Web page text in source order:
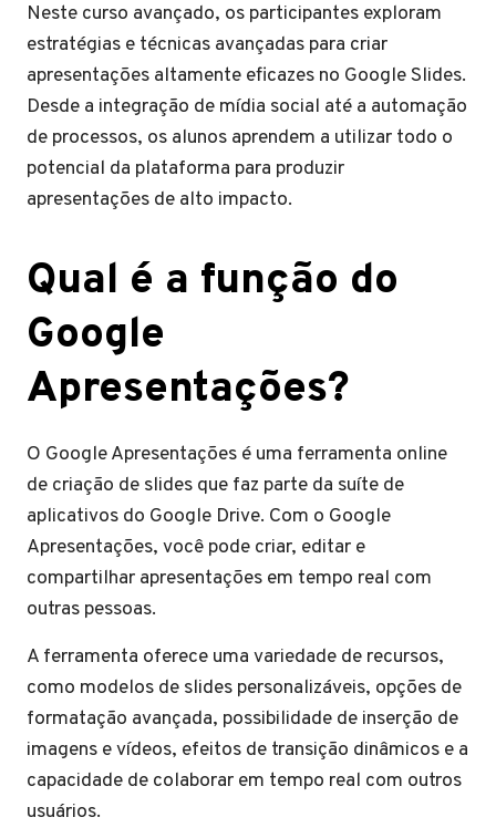
Neste curso avançado, os participantes exploram
estratégias e técnicas avançadas para criar
apresentações altamente eficazes no Google Slides.
Desde a integração de mídia social até a automação
de processos, os alunos aprendem a utilizar todo o
potencial da plataforma para produzir
apresentações de alto impacto.
Qual é a função do
Google
Apresentações?
O Google Apresentações é uma ferramenta online
de criação de slides que faz parte da suíte de
aplicativos do Google Drive. Com o Google
Apresentações, você pode criar, editar e
compartilhar apresentações em tempo real com
outras pessoas.
A ferramenta oferece uma variedade de recursos,
como modelos de slides personalizáveis, opções de
formatação avançada, possibilidade de inserção de
imagens e vídeos, efeitos de transição dinâmicos e a
capacidade de colaborar em tempo real com outros
usuários.